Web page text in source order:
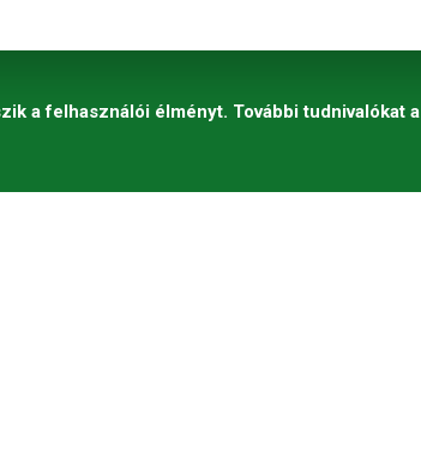
a felhasználói élményt. További tudnivalókat a